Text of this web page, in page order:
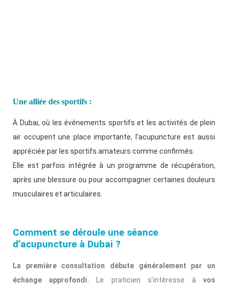
Une alliée des sportifs :
À Dubai, où les événements sportifs et les activités de plein
air occupent une place importante, l’acupuncture est aussi
appréciée par les sportifs amateurs comme confirmés.
Elle est parfois intégrée à un programme de récupération,
après une blessure ou pour accompagner certaines douleurs
musculaires et articulaires.
Comment se déroule une séance
d’acupuncture à Dubai ?
La première consultation débute généralement par un
échange approfondi. Le praticien s’intéresse àvos